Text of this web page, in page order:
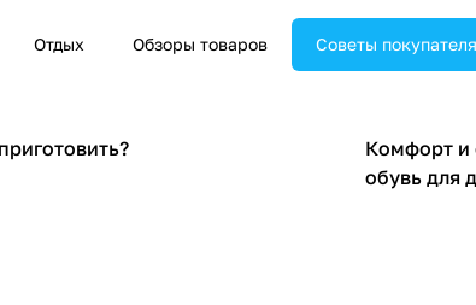
Отдых Обзоры товаров Советы
Советы
Комфорт и
обувь для